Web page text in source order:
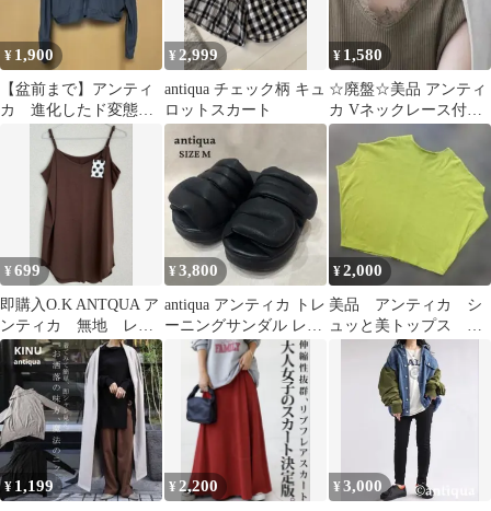
¥ 1,900
【盆前まで】アンティ
カ 進化したド変態さ
んパーカータイプC
¥ 2,999
antiqua チェック柄 キュ
ロットスカート
¥ 1,580
☆廃盤☆美品 アンティ
カ Vネックレース付き
リブタンク カーキ F
¥699
即購入O.K ANTQUA ア
ンティカ 無地 レイ
ヤードキャミソール
¥3,800
antiqua アンティカ トレ
ーニングサンダル レデ
ィース ブラック M
¥2,000
美品 アンティカ シ
ュッと美トップス ボ
ートネック
¥ 1,199 ¥ 2,200 ¥3,000